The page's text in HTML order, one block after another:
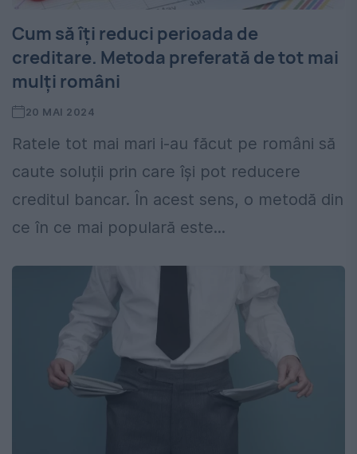
Cum să îți reduci perioada de
creditare. Metoda preferată de tot mai
mulți români
20 MAI 2024
Ratele tot mai mari i-au făcut pe români să
caute soluții prin care își pot reducere
creditul bancar. În acest sens, o metodă din
ce în ce mai populară este...